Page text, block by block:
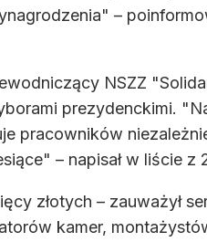
–
NSZZ
prezydenckimi.
pracowników
– napisał w liście z
złotych – zauważył
kamer,